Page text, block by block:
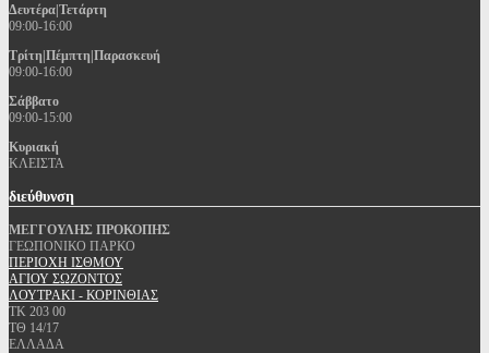
Δευτέρα|Τετάρτη
09:00-16:00
Τρίτη|Πέμπτη|Παρασκευή
09:00-16:00
Σάββατο
09:00-15:00
Κυριακή
ΚΛΕΙΣΤΑ
διεύθυνση
ΜΕΓΓΟΥΛΗΣ ΠΡΟΚΟΠΗΣ
ΓΕΩΠΟΝΙΚΟ ΠΑΡΚΟ
ΠΕΡΙΟΧΗ ΙΣΘΜΟΥ
ΑΓΙΟΥ ΣΩΖΟΝΤΟΣ
ΛΟΥΤΡΑΚΙ - ΚΟΡΙΝΘΙΑΣ
ΤΚ 203 00
ΤΘ 14/17
ΕΛΛΑΔΑ